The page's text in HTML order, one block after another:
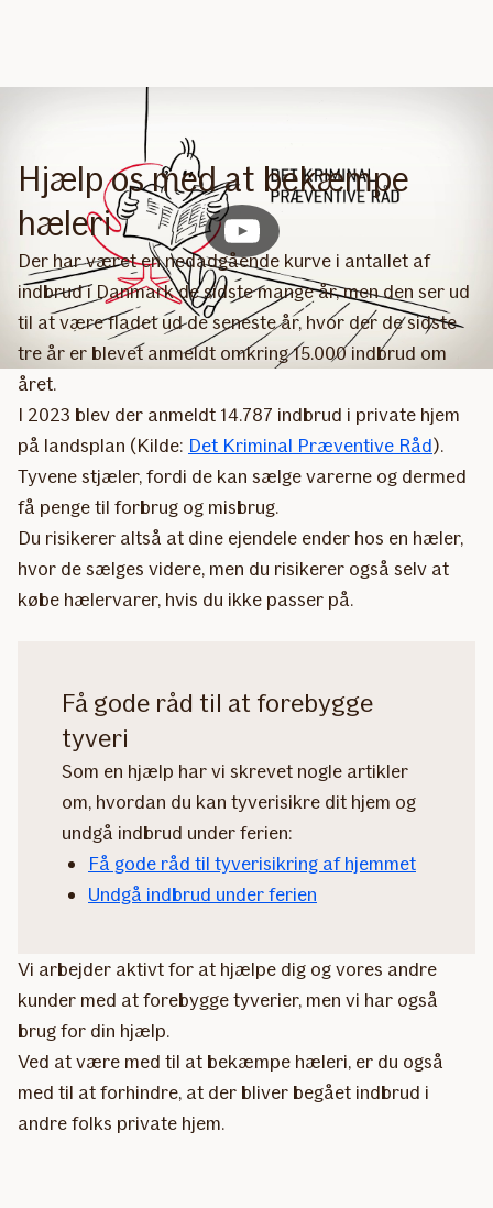
Hjælp os med at bekæmpe
hæleri
Der har været en nedadgående kurve i antallet af
indbrud i Danmark de sidste mange år, men den ser ud
til at være fladet ud de seneste år, hvor der de sidste
tre år er blevet anmeldt omkring 15.000 indbrud om
året.
I 2023 blev der anmeldt 14.787 indbrud i private hjem
på landsplan (Kilde: Det Kriminal Præventive Råd).
Tyvene stjæler, fordi de kan sælge varerne og dermed
få penge til forbrug og misbrug.
Du risikerer altså at dine ejendele ender hos en hæler,
hvor de sælges videre, men du risikerer også selv at
købe hælervarer, hvis du ikke passer på.
Få gode råd til at forebygge
tyveri
Som en hjælp har vi skrevet nogle artikler
om, hvordan du kan tyverisikre dit hjem og
undgå indbrud under ferien:
Få gode råd til tyverisikring af hjemmet
Undgå indbrud under ferien
Vi arbejder aktivt for at hjælpe dig og vores andre
kunder med at forebygge tyverier, men vi har også
brug for din hjælp.
Ved at være med til at bekæmpe hæleri, er du også
med til at forhindre, at der bliver begået indbrud i
andre folks private hjem.